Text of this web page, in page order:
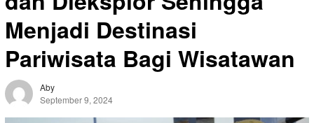
Menjadi Destinasi
Pariwisata Bagi Wisatawan
Aby
September 9, 2024